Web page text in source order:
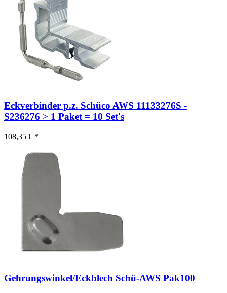
Eckverbinder p.z. Schüco AWS 11133276S -
S236276 > 1 Paket = 10 Set's
108,35 € *
Gehrungswinkel/Eckblech Schü-AWS Pak100